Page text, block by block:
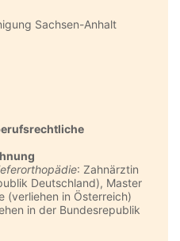
Sachsen-Anhalt
: Zahnärztin
Deutschland), Master
(verliehen in Österreich)
in der Bundesrepublik